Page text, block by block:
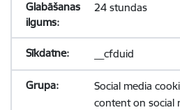
24 stundas
__cfduid
Social media
content on social